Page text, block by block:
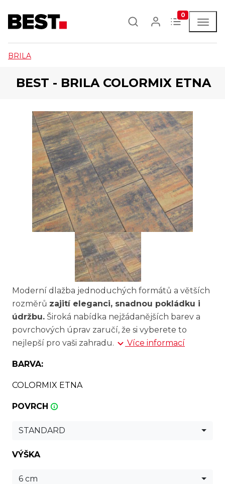
0
BRILA
BEST - BRILA COLORMIX ETNA
Moderní dlažba jednoduchých formátů a větších
rozměrů zajití eleganci, snadnou pokládku i
údržbu. Široká nabídka nejžádanějších barev a
povrchových úprav zaručí, že si vyberete to
nejlepší pro vaši zahradu.
Více informací
BARVA:
COLORMIX ETNA
POVRCH
STANDARD
VÝŠKA
6 cm